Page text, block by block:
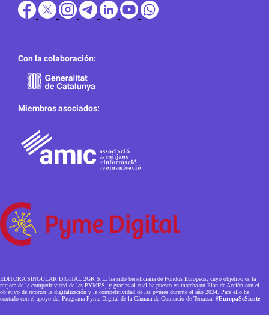
Con la colaboración:
Miembros asociados:
EDITORA SINGULAR DIGITAL 2GR S.L. ha sido beneficiaria de Fondos Europeos, cuyo objetivo es la
mejora de la competitividad de las PYMES, y gracias al cual ha puesto en marcha un Plan de Acción con el
objetivo de reforzar la digitalización y la competitividad de las pymes durante el año 2024. Para ello ha
contado con el apoyo del Programa Pyme Digital de la Cámara de Comercio de Terrassa. #EuropaSeSiente